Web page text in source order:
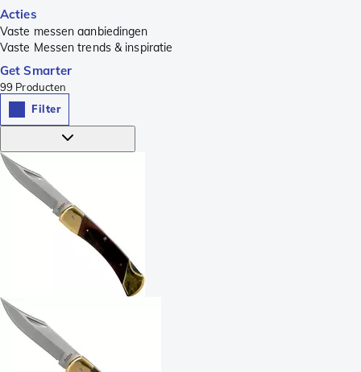
Acties
Vaste messen aanbiedingen
Vaste Messen trends & inspiratie
Get Smarter
99 Producten
Filter